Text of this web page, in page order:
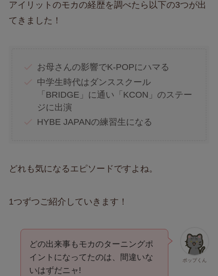
アイリットのモカの経歴を調べたら以下の3つが出
てきました！
お母さんの影響でK-POPにハマる
中学生時代はダンススクール
「BRIDGE」に通い「KCON」のステー
ジに出演
HYBE JAPANの練習生になる
どれも気になるエピソードですよね。
1つずつご紹介していきます！
ポップくん
どの出来事もモカのターニングポ
イントになってたのは、間違いな
いはずだニャ!